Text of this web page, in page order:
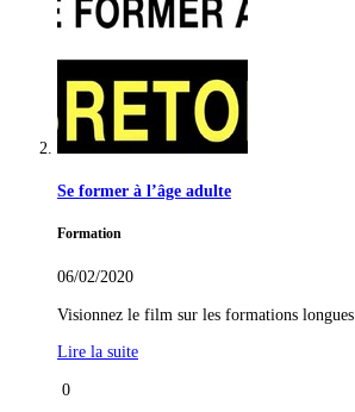
Se former à l’âge adulte
Formation
06/02/2020
Visionnez le film sur les formations longues
Lire la suite
0